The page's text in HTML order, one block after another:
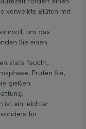
verwelkte Blüten mit
um das
Sie einen
stets feucht,
Prüfen Sie,
gießen.
ist ein leichter
für